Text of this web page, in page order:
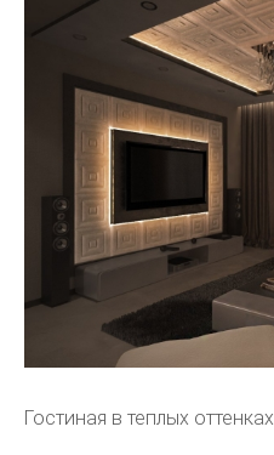
Гостиная в теплых оттенках